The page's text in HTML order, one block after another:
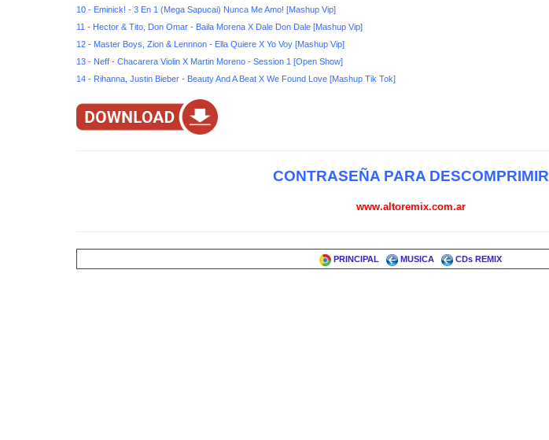
10 - Eminick! - 3 En 1 (Mega Sapucai) Nunca Me Amo! [Mashup Vip]
11 - Hector & Tito, Don Omar - Baila Morena X Dale Don Dale [Mashup Vip]
12 - Master Boys, Zion & Lennnon - Ella Quiere X Yo Voy [Mashup Vip]
13 - Neff - Chacarera Violin X Martin Moreno - Session 1 [Open Show]
14 - Rihanna, Justin Bieber - Beauty And A Beat X We Found Love [Mashup Tik Tok]
CONTRASEÑA PARA DESCOMPRIMIR
www.altoremix.com.ar
PRINCIPAL MUSICA CDs REMIX